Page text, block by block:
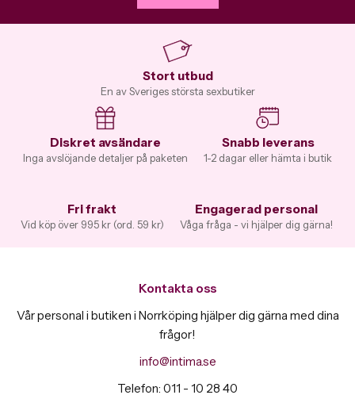
Stort utbud
En av Sveriges största sexbutiker
Diskret avsändare
Inga avslöjande detaljer på paketen
Snabb leverans
1-2 dagar eller hämta i butik
Fri frakt
Vid köp över 995 kr (ord. 59 kr)
Engagerad personal
Våga fråga - vi hjälper dig gärna!
Kontakta oss
Vår personal i butiken i Norrköping hjälper dig gärna med dina
frågor!
info@intima.se
Telefon: 011 - 10 28 40